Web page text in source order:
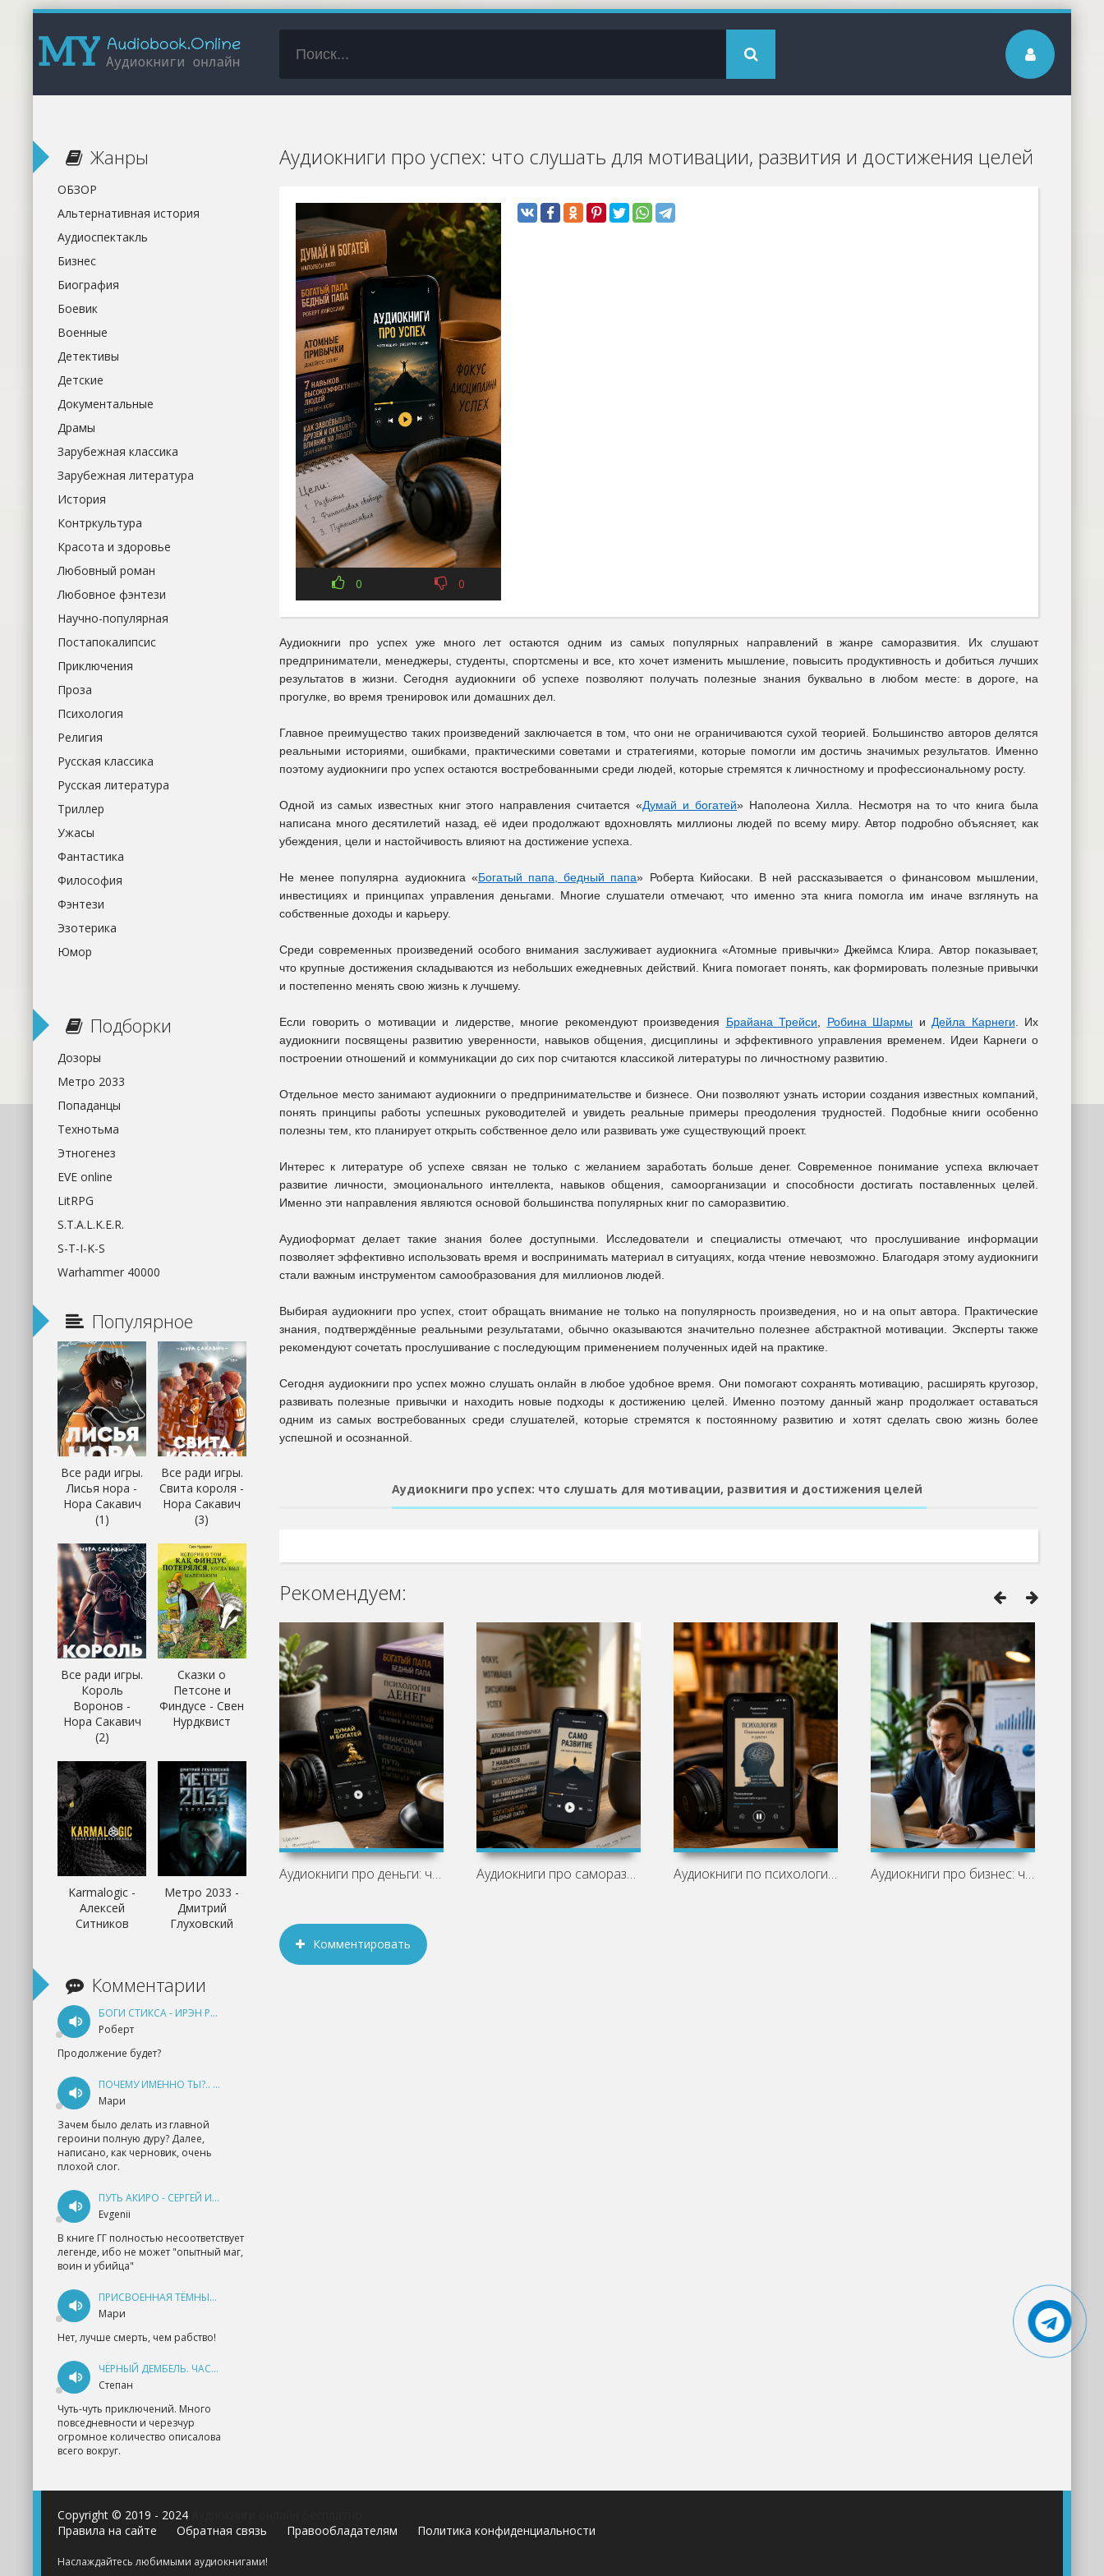
Аудиокниги про успех: что слушать для мотивации, развития и достижения целей
0 0
Аудиокниги про успех уже много лет остаются одним из самых популярных направлений в жанре саморазвития. Их слушают
предприниматели, менеджеры, студенты, спортсмены и все, кто хочет изменить мышление, повысить продуктивность и добиться лучших
результатов в жизни. Сегодня аудиокниги об успехе позволяют получать полезные знания буквально в любом месте: в дороге, на
прогулке, во время тренировок или домашних дел.
Главное преимущество таких произведений заключается в том, что они не ограничиваются сухой теорией. Большинство авторов делятся
реальными историями, ошибками, практическими советами и стратегиями, которые помогли им достичь значимых результатов. Именно
поэтому аудиокниги про успех остаются востребованными среди людей, которые стремятся к личностному и профессиональному росту.
Одной из самых известных книг этого направления считается «Думай и богатей» Наполеона Хилла. Несмотря на то что книга была
написана много десятилетий назад, её идеи продолжают вдохновлять миллионы людей по всему миру. Автор подробно объясняет, как
убеждения, цели и настойчивость влияют на достижение успеха.
Не менее популярна аудиокнига «Богатый папа, бедный папа» Роберта Кийосаки. В ней рассказывается о финансовом мышлении,
инвестициях и принципах управления деньгами. Многие слушатели отмечают, что именно эта книга помогла им иначе взглянуть на
собственные доходы и карьеру.
Среди современных произведений особого внимания заслуживает аудиокнига «Атомные привычки» Джеймса Клира. Автор показывает,
что крупные достижения складываются из небольших ежедневных действий. Книга помогает понять, как формировать полезные привычки
и постепенно менять свою жизнь к лучшему.
Если говорить о мотивации и лидерстве, многие рекомендуют произведения Брайана Трейси, Робина Шармы и Дейла Карнеги. Их
аудиокниги посвящены развитию уверенности, навыков общения, дисциплины и эффективного управления временем. Идеи Карнеги о
построении отношений и коммуникации до сих пор считаются классикой литературы по личностному развитию.
Отдельное место занимают аудиокниги о предпринимательстве и бизнесе. Они позволяют узнать истории создания известных компаний,
понять принципы работы успешных руководителей и увидеть реальные примеры преодоления трудностей. Подобные книги особенно
полезны тем, кто планирует открыть собственное дело или развивать уже существующий проект.
Интерес к литературе об успехе связан не только с желанием заработать больше денег. Современное понимание успеха включает
развитие личности, эмоционального интеллекта, навыков общения, самоорганизации и способности достигать поставленных целей.
Именно эти направления являются основой большинства популярных книг по саморазвитию.
Аудиоформат делает такие знания более доступными. Исследователи и специалисты отмечают, что прослушивание информации
позволяет эффективно использовать время и воспринимать материал в ситуациях, когда чтение невозможно. Благодаря этому аудиокниги
стали важным инструментом самообразования для миллионов людей.
Выбирая аудиокниги про успех, стоит обращать внимание не только на популярность произведения, но и на опыт автора. Практические
знания, подтверждённые реальными результатами, обычно оказываются значительно полезнее абстрактной мотивации. Эксперты также
рекомендуют сочетать прослушивание с последующим применением полученных идей на практике.
Сегодня аудиокниги про успех можно слушать онлайн в любое удобное время. Они помогают сохранять мотивацию, расширять кругозор,
развивать полезные привычки и находить новые подходы к достижению целей. Именно поэтому данный жанр продолжает оставаться
одним из самых востребованных среди слушателей, которые стремятся к постоянному развитию и хотят сделать свою жизнь более
успешной и осознанной.
Аудиокниги про успех: что слушать для мотивации, развития и достижения целей
Рекомендуем:
Аудиокниги про деньги: что послушать Аудиокниги про саморазвитие: что стоит Аудиокниги по психологии: лучшие книги Аудиокниги про бизнес: что стоит
Комментировать
Жанры
ОБЗОР
Альтернативная история
Аудиоспектакль
Бизнес
Биография
Боевик
Военные
Детективы
Детские
Документальные
Драмы
Зарубежная классика
Зарубежная литература
История
Контркультура
Красота и здоровье
Любовный роман
Любовное фэнтези
Научно-популярная
Постапокалипсис
Приключения
Проза
Психология
Религия
Русская классика
Русская литература
Триллер
Ужасы
Фантастика
Философия
Фэнтези
Эзотерика
Юмор
Подборки
Дозоры
Метро 2033
Попаданцы
Технотьма
Этногенез
EVE online
LitRPG
S.T.A.L.K.E.R.
S-T-I-K-S
Warhammer 40000
Популярное
Все ради игры.
Лисья нора -
Нора Сакавич
(1)
Все ради игры.
Свита короля -
Нора Сакавич
(3)
Все ради игры.
Король
Воронов -
Нора Сакавич
(2)
Сказки о
Петсоне и
Финдусе - Свен
Нурдквист
Karmalogic -
Алексей
Ситников
Метро 2033 -
Дмитрий
Глуховский
Комментарии
БОГИ СТИКСА - ИРЭН РУДКЕВИЧ
Роберт
Продолжение будет?
ПОЧЕМУ ИМЕННО ТЫ?.. КНИГА 1 - ЕКАТЕРИНА ЮДИНА
Мари
Зачем было делать из главной
героини полную дуру? Далее,
написано, как черновик, очень
плохой слог.
ПУТЬ АКИРО - СЕРГЕЙ ИЗМАЙЛОВ
Evgenii
В книге ГГ полностью несоответствует
легенде, ибо не может "опытный маг,
воин и убийца"
ПРИСВОЕННАЯ ТЁМНЫМ. ПРОКЛЯТАЯ ЛЮБОВЬ - АННА ГЕРР
Мари
Нет, лучше смерть, чем рабство!
ЧЁРНЫЙ ДЕМБЕЛЬ. ЧАСТЬ 1 - АНДРЕЙ ФЕДИН
Степан
Чуть-чуть приключений. Много
повседневности и черезчур
огромное количество описалова
всего вокруг.
Copyright © 2019 - 2024
Правила на сайте
Обратная связь Правообладателям Политика конфиденциальности
Наслаждайтесь любимыми аудиокнигами!